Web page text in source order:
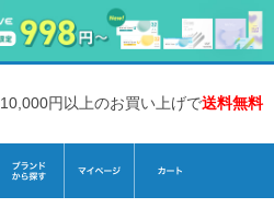
10,000円以上のお買い上げで送料無料